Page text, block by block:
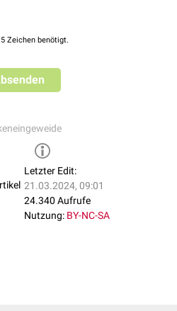
Zeichen benötigt.
Letzter Edit:
21.03.2024, 09:01
24.340 Aufrufe
Nutzung: BY-NC-SA